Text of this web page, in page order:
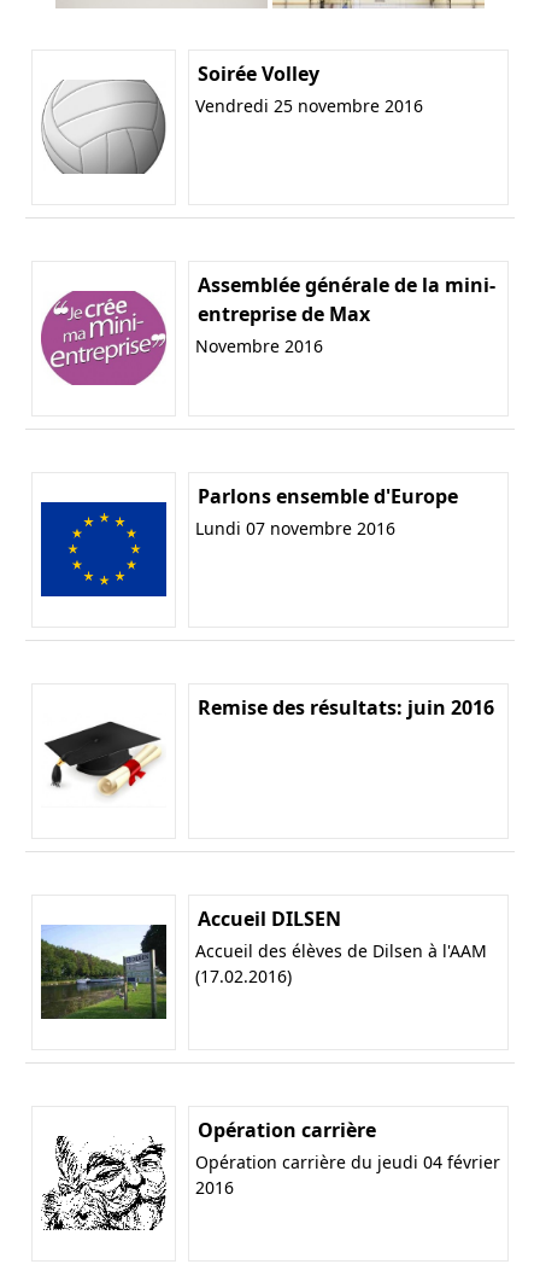
Soirée Volley
Vendredi 25 novembre 2016
Assemblée générale de la mini-
entreprise de Max
Novembre 2016
Parlons ensemble d'Europe
Lundi 07 novembre 2016
Remise des résultats: juin 2016
Accueil DILSEN
Accueil des élèves de Dilsen à l'AAM
(17.02.2016)
Opération carrière
Opération carrière du jeudi 04 février
2016